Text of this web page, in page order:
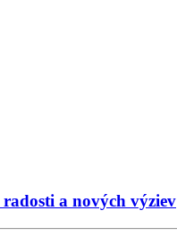
a nových výziev